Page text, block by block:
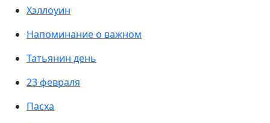
Хэллоуин
Напоминание о важном
Татьянин день
23 февраля
Пасха